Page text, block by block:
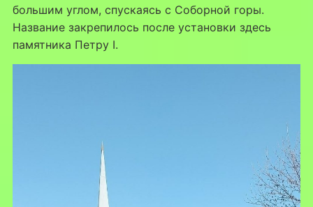
большим углом, спускаясь с Соборной горы.
Название закрепилось после установки здесь
памятника Петру I.